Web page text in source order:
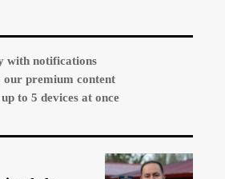
with notifications
our premium content
to 5 devices at once